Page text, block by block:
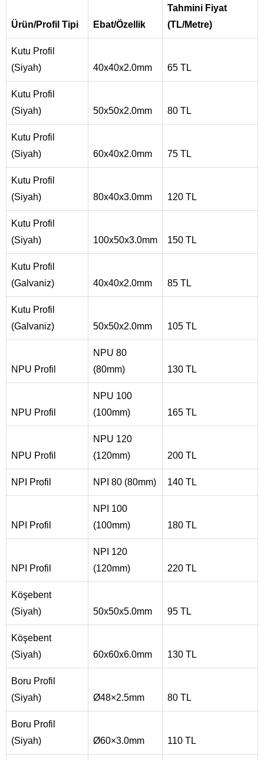
Ürün/Profil Tipi Ebat/Özellik
Tahmini Fiyat
(TL/Metre)
Kutu Profil
(Siyah)
40x40x2.0mm 65 TL
Kutu Profil
(Siyah)
50x50x2.0mm 80 TL
Kutu Profil
(Siyah)
60x40x2.0mm 75 TL
Kutu Profil
(Siyah)
80x40x3.0mm 120 TL
Kutu Profil
(Siyah)
100x50x3.0mm 150 TL
Kutu Profil
(Galvaniz)
40x40x2.0mm 85 TL
Kutu Profil
(Galvaniz)
50x50x2.0mm 105 TL
NPU Profil
NPU 80
(80mm)
130 TL
NPU Profil
NPU 100
(100mm)
165 TL
NPU Profil
NPU 120
(120mm)
200 TL
NPI Profil NPI 80 (80mm) 140 TL
NPI Profil
NPI 100
(100mm)
180 TL
NPI Profil
NPI 120
(120mm)
220 TL
Köşebent
(Siyah)
50x50x5.0mm 95 TL
Köşebent
(Siyah)
60x60x6.0mm 130 TL
Boru Profil
(Siyah)
Ø48×2.5mm 80 TL
Boru Profil
(Siyah)
Ø60×3.0mm 110 TL